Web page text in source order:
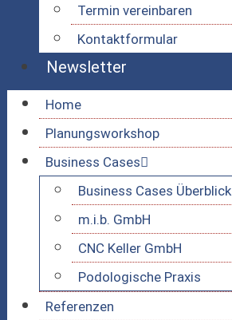
Termin vereinbaren
Kontaktformular
Newsletter
Home
Planungsworkshop
Business Cases
Business Cases Überblick
m.i.b. GmbH
CNC Keller GmbH
Podologische Praxis
Referenzen